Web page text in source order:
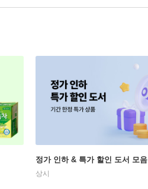
정가 인하 & 특가 할인 도서 모음
상시